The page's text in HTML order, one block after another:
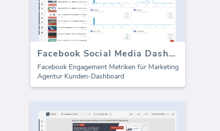
Facebook Social Media Dashboard Vorlage - Engagement
Facebook Engagement Metriken für Marketing
Agentur Kunden-Dashboard